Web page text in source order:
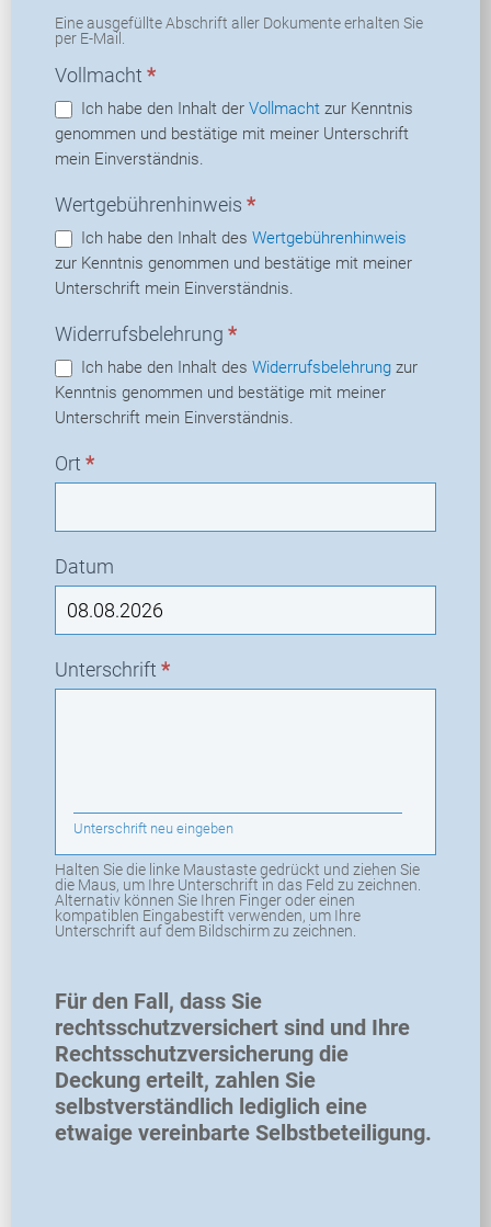
Eine ausgefüllte Abschrift aller Dokumente erhalten Sie
per E-Mail.
Vollmacht *
Ich habe den Inhalt der Vollmacht zur Kenntnis
genommen und bestätige mit meiner Unterschrift
mein Einverständnis.
Wertgebührenhinweis *
Ich habe den Inhalt des Wertgebührenhinweis
zur Kenntnis genommen und bestätige mit meiner
Unterschrift mein Einverständnis.
Widerrufsbelehrung *
Ich habe den Inhalt des Widerrufsbelehrung
Kenntnis genommen und bestätige mit meiner
Unterschrift mein Einverständnis.
Ort *
Datum
Unterschrift *
Unterschrift neu eingeben
Halten Sie die linke Maustaste gedrückt und ziehen Sie
die Maus, um Ihre Unterschrift in das Feld zu zeichnen.
Alternativ können Sie Ihren Finger oder einen
kompatiblen Eingabestift verwenden, um Ihre
Unterschrift auf dem Bildschirm zu zeichnen.
Für den Fall, dass Sie
rechtsschutzversichert sind und Ihre
Rechtsschutzversicherung die
Deckung erteilt, zahlen Sie
selbstverständlich lediglich eine
etwaige vereinbarte Selbstbeteiligung.